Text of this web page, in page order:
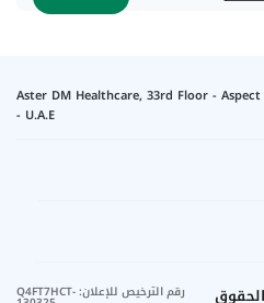
Aster DM Healthcare, 33rd Floor - Aspect
- U.A.E
رقم الترخيص للإعلان:
Q4FT7HCT-